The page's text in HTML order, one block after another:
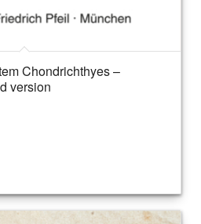
Chondrichthyes –
version